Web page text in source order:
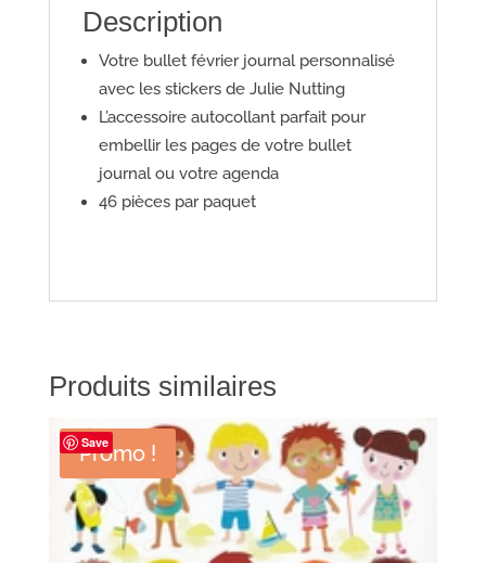
Description
Votre bullet février journal personnalisé
avec les stickers de Julie Nutting
L’accessoire autocollant parfait pour
embellir les pages de votre bullet
journal ou votre agenda
46 pièces par paquet
Produits similaires
Save
Promo !